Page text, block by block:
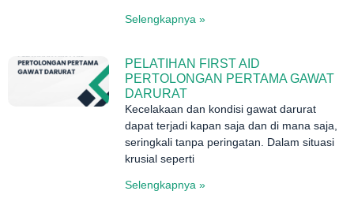
Selengkapnya »
PELATIHAN FIRST AID
PERTOLONGAN PERTAMA GAWAT
DARURAT
Kecelakaan dan kondisi gawat darurat
dapat terjadi kapan saja dan di mana saja,
seringkali tanpa peringatan. Dalam situasi
krusial seperti
Selengkapnya »